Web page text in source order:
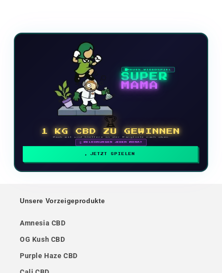
NEUES VIDEOSPIEL
SUPER
MAMA
🏆
1 KG CBD ZU GEWINNEN
Mach mit und klettere in der Rangliste nach oben
🗓 BELOHNUNGEN JEDEN MONAT
JETZT SPIELEN
Unsere Vorzeigeprodukte
Amnesia CBD
OG Kush CBD
Purple Haze CBD